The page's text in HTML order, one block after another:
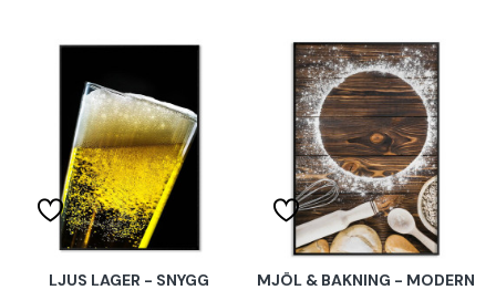
LJUS LAGER - SNYGG
MJÖL & BAKNING - MODERN